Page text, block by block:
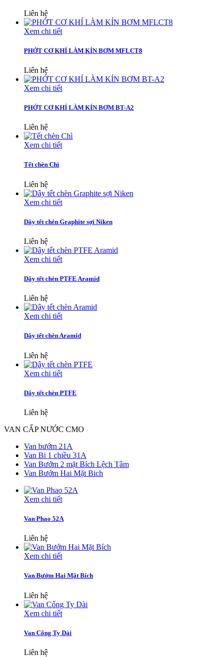
Liên hệ
Xem chi tiết
PHỚT CƠ KHÍ LÀM KÍN BƠM MFLCT8
Liên hệ
Xem chi tiết
PHỚT CƠ KHÍ LÀM KÍN BƠM BT-A2
Liên hệ
Xem chi tiết
Tết chèn Chì
Liên hệ
Xem chi tiết
Dây tết chèn Graphite sợi Niken
Liên hệ
Xem chi tiết
Dây tết chèn PTFE Aramid
Liên hệ
Xem chi tiết
Dây tết chèn Aramid
Liên hệ
Xem chi tiết
Dây tết chèn PTFE
Liên hệ
VAN CẤP NƯỚC CMO
Van bướm 21A
Van Bi 1 chiều 31A
Van Bướm 2 mặt Bích Lệch Tâm
Van Bướm Hai Mặt Bich
Xem chi tiết
Van Phao 52A
Liên hệ
Xem chi tiết
Van Bướm Hai Mặt Bích
Liên hệ
Xem chi tiết
Van Cổng Ty Dài
Liên hệ